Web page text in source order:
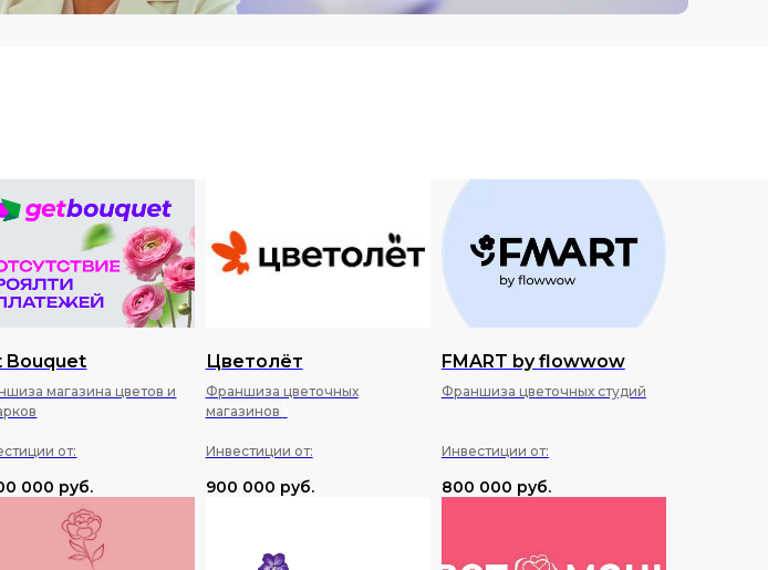
Bouquet
магазина цветов и
от:
000 руб.
Цветолёт
Франшиза цветочных
магазинов
Инвестиции от:
900 000 руб.
FMART by flowwow
Франшиза цветочных студий
Инвестиции от:
800 000 руб.